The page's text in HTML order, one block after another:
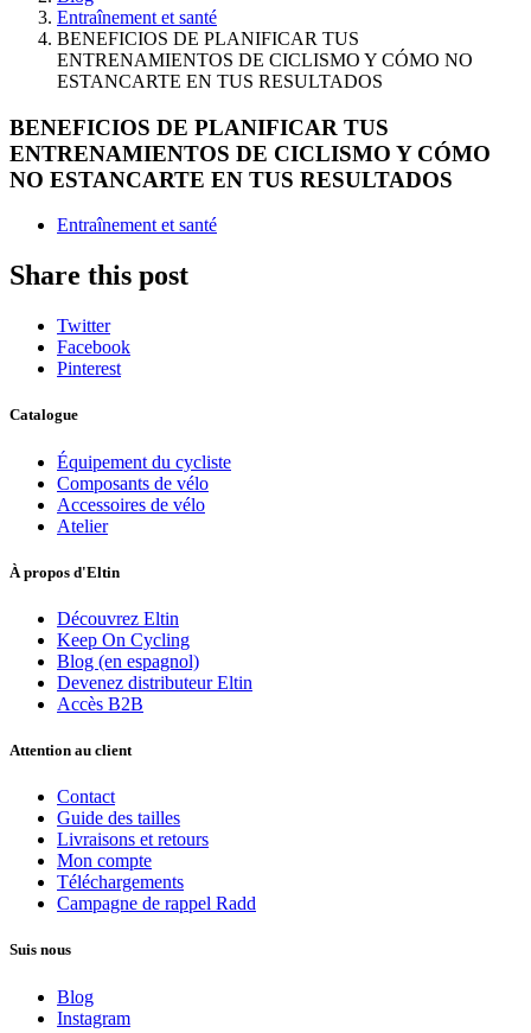
Entraînement et santé
BENEFICIOS DE PLANIFICAR TUS
ENTRENAMIENTOS DE CICLISMO Y CÓMO NO
ESTANCARTE EN TUS RESULTADOS
BENEFICIOS DE PLANIFICAR TUS
ENTRENAMIENTOS DE CICLISMO Y CÓMO
NO ESTANCARTE EN TUS RESULTADOS
Entraînement et santé
Share this post
Twitter
Facebook
Pinterest
Catalogue
Équipement du cycliste
Composants de vélo
Accessoires de vélo
Atelier
À propos d'Eltin
Découvrez Eltin
Keep On Cycling
Blog (en espagnol)
Devenez distributeur Eltin
Accès B2B
Attention au client
Contact
Guide des tailles
Livraisons et retours
Mon compte
Téléchargements
Campagne de rappel Radd
Suis nous
Blog
Instagram